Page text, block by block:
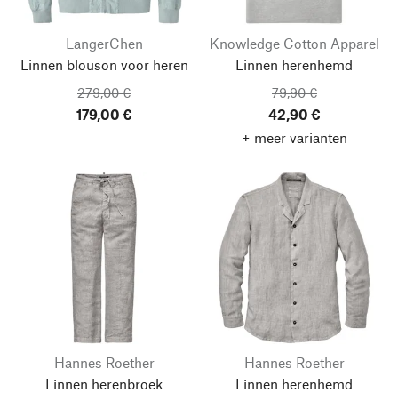
LangerChen
Linnen blouson voor heren
279,00 €
179,00 €
Knowledge Cotton Apparel
Linnen herenhemd
79,90 €
42,90 €
+ meer varianten
Hannes Roether
Linnen herenbroek
Hannes Roether
Linnen herenhemd